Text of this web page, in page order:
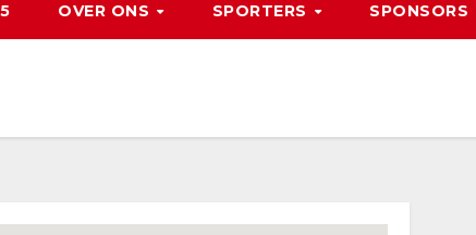
OVER ONS SPORTERS SPONSORS